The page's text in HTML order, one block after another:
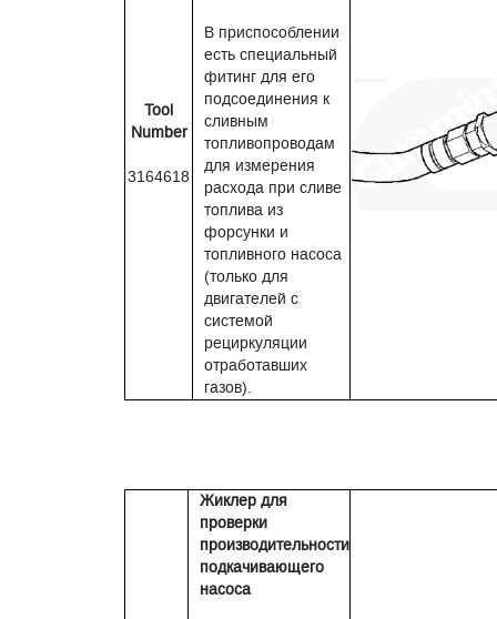
Tool
Number
3164618
В приспособлении
есть специальный
фитинг для его
подсоединения к
сливным
топливопроводам
для измерения
расхода при сливе
топлива из
форсунки и
топливного насоса
(только для
двигателей с
системой
рециркуляции
отработавших
газов).
Жиклер для
проверки
производительности
подкачивающего
насоса